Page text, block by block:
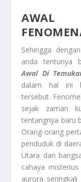
AWAL
Sehingga
anda tentunya
Awal Di
dalam hal ini
tersebut.
sejak zaman
tentangnya baru
Orang-orang
penduduk di
Utara dan
cahaya
aurora